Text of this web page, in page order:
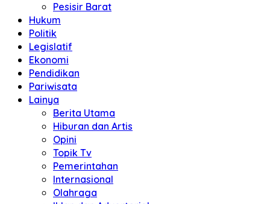
Pesisir Barat
Hukum
Politik
Legislatif
Ekonomi
Pendidikan
Pariwisata
Lainya
Berita Utama
Hiburan dan Artis
Opini
Topik Tv
Pemerintahan
Internasional
Olahraga